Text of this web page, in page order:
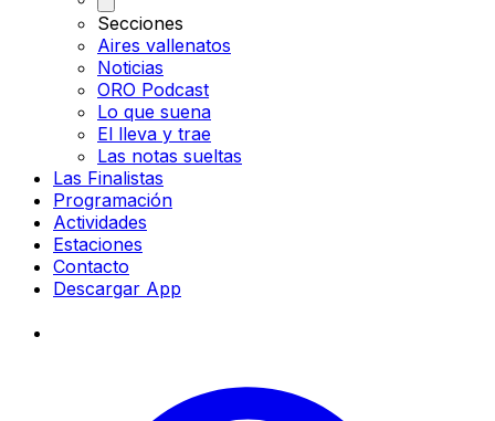
Secciones
Aires vallenatos
Noticias
ORO Podcast
Lo que suena
El lleva y trae
Las notas sueltas
Las Finalistas
Programación
Actividades
Estaciones
Contacto
Descargar App